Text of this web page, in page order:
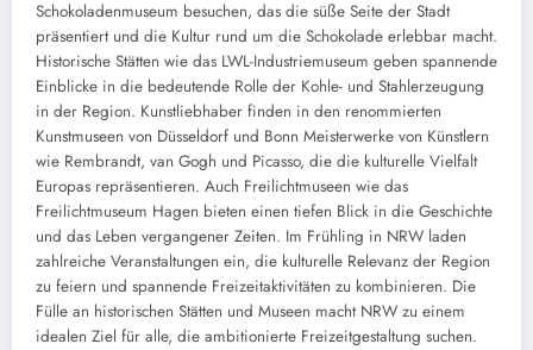
Schokoladenmuseum besuchen, das die süße Seite der Stadt
präsentiert und die Kultur rund um die Schokolade erlebbar macht.
Historische Stätten wie das LWL-Industriemuseum geben spannende
Einblicke in die bedeutende Rolle der Kohle- und Stahlerzeugung
in der Region. Kunstliebhaber finden in den renommierten
Kunstmuseen von Düsseldorf und Bonn Meisterwerke von Künstlern
wie Rembrandt, van Gogh und Picasso, die die kulturelle Vielfalt
Europas repräsentieren. Auch Freilichtmuseen wie das
Freilichtmuseum Hagen bieten einen tiefen Blick in die Geschichte
und das Leben vergangener Zeiten. Im Frühling in NRW laden
zahlreiche Veranstaltungen ein, die kulturelle Relevanz der Region
zu feiern und spannende Freizeitaktivitäten zu kombinieren. Die
Fülle an historischen Stätten und Museen macht NRW zu einem
idealen Ziel für alle, die ambitionierte Freizeitgestaltung suchen.